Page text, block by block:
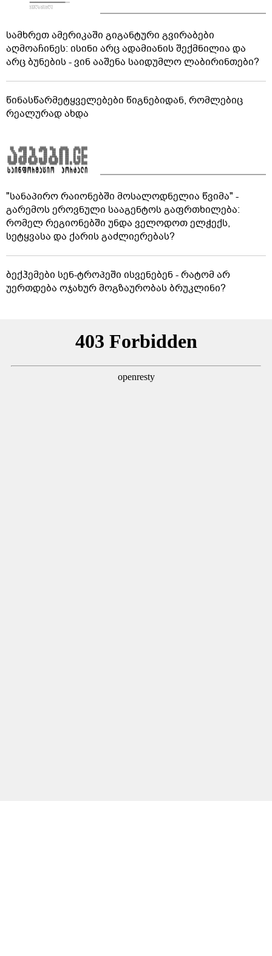
აგვისტო აგარაკზე: ეს 5 საქმე უნდა მოასწროთ
შემოდგომის დადგომამდე
ფული ამ ზოდიაქოს ნიშნების ხელში აღმოჩნდება:
ვინ გამდიდრდება?
სამხრეთ ამერიკაში გიგანტური გვირაბები
აღმოაჩინეს: ისინი არც ადამიანის შექმნილია და
არც ბუნების - ვინ ააშენა საიდუმლო ლაბირინთები?
წინასწარმეტყველებები წიგნებიდან, რომლებიც
რეალურად ახდა
"სანაპირო რაიონებში მოსალოდნელია წვიმა" -
რომელ რეგიონებში უნდა ველოდოთ ელჭექს,
სეტყვასა და ქარის გაძლიერებას?